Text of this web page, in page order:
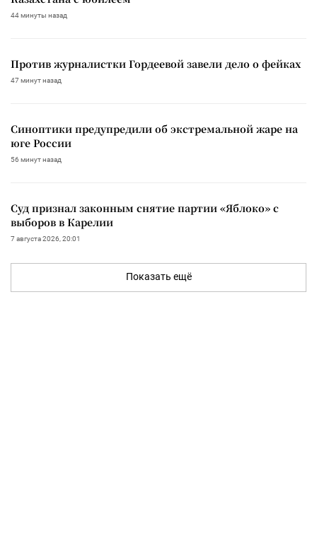
44 минуты назад
Против журналистки Гордеевой завели дело о фейках
47 минут назад
Синоптики предупредили об экстремальной жаре на
юге России
56 минут назад
Суд признал законным снятие партии «Яблоко» с
выборов в Карелии
7 августа 2026, 20:01
Показать ещё